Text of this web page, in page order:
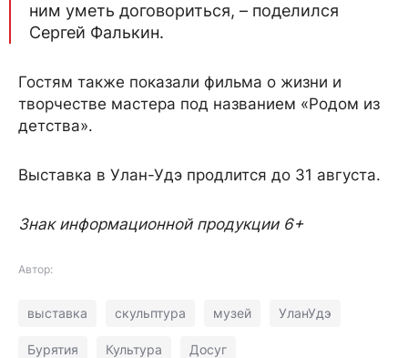
ним уметь договориться, – поделился
Сергей Фалькин.
Гостям также показали фильма о жизни и
творчестве мастера под названием «Родом из
детства».
Выставка в Улан-Удэ продлится до 31 августа.
Знак информационной продукции 6+
Автор:
выставка скульптура музей УланУдэ
Бурятия Культура Досуг